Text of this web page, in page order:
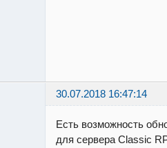
30.07.2018 16:47:14
Есть возможность
для сервера Classic